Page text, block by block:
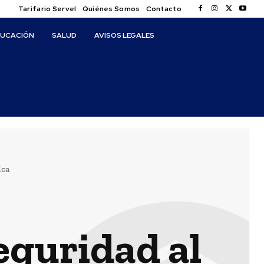
Tarifario Servel Quiénes Somos Contacto
SALUD AVISOS LEGALES
al